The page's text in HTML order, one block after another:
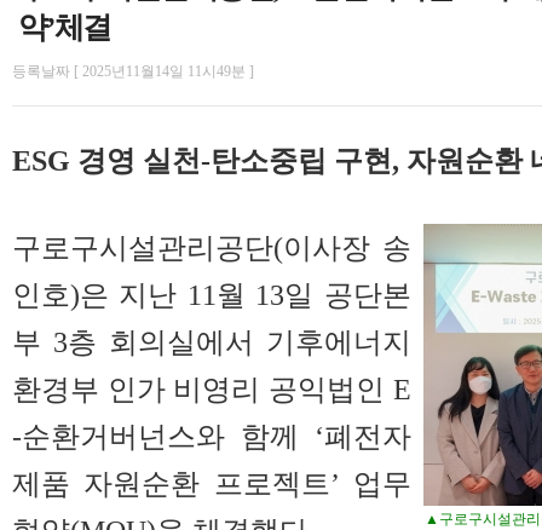
약’체결
등록날짜 [ 2025년11월14일 11시49분 ]
ESG 경영 실천-탄소중립 구현, 자원순환
▲구로구시설관리
구로구시설관리공단(이사장 송
인호)은 지난 11월 13일 공단본
부 3층 회의실에서 기후에너지
환경부 인가 비영리 공익법인 E
-순환거버넌스와 함께 ‘폐전자
제품 자원순환 프로젝트’ 업무